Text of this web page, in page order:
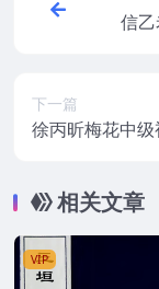
信乙
下一篇
徐丙昕梅花中
相关文章
VIP